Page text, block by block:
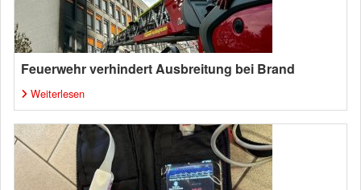
Feuerwehr verhindert Ausbreitung bei Brand
Weiterlesen